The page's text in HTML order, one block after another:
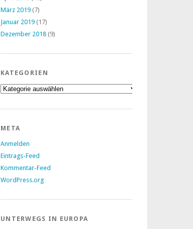
März 2019 (7)
Januar 2019 (17)
Dezember 2018 (9)
KATEGORIEN
Kategorien
META
Anmelden
Eintrags-Feed
Kommentar-Feed
WordPress.org
UNTERWEGS IN EUROPA